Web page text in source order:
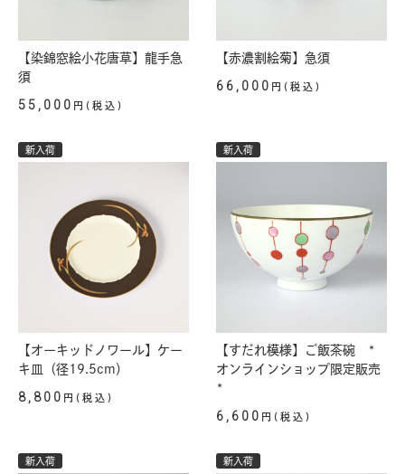
【染錦窓絵小花唐草】龍手急
須
55,000 円(税込)
【赤濃割絵菊】急須
66,000 円(税込)
新入荷
【オーキッドノワール】ケー
キ皿（径19.5cm）
8,800 円(税込)
新入荷
【すだれ模様】ご飯茶碗 *
オンラインショップ限定販売
*
6,600 円(税込)
新入荷 新入荷